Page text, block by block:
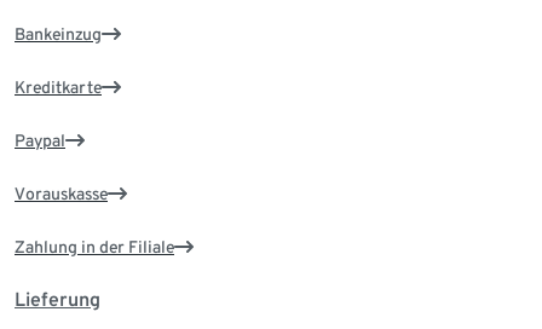
Bankeinzug
Kreditkarte
Paypal
Vorauskasse
Zahlung in der Filiale
Lieferung